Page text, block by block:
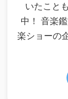
いたこと
中！ 音楽
楽ショーの